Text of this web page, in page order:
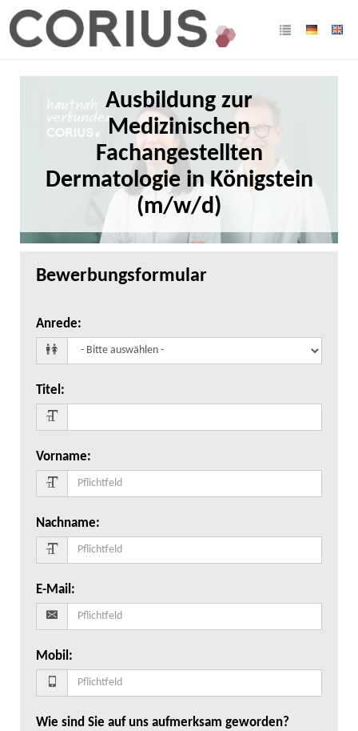
Ausbildung zur
Medizinischen
Fachangestellten
Dermatologie in Königstein
(m/w/d)
Bewerbungsformular
Anrede:
Titel :
Vorname:
Nachname:
E-Mail :
Mobil :
Wie sind Sie auf uns aufmerksam geworden?